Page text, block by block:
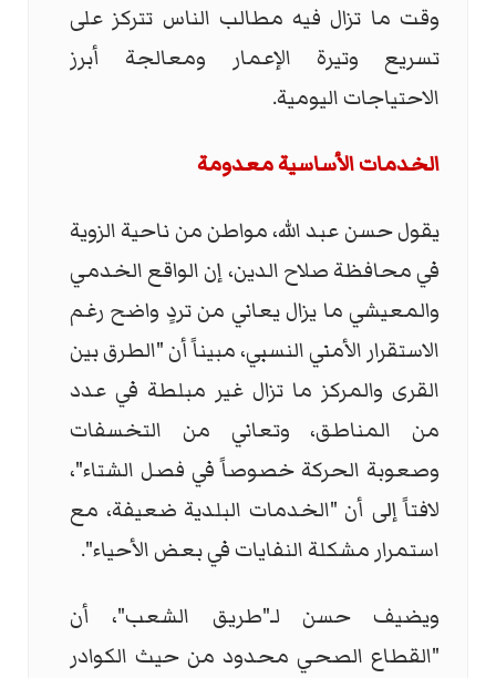
وقت ما تزال فيه مطالب الناس تتركز على
تسريع وتيرة الإعمار ومعالجة أبرز
الاحتياجات اليومية.
الخدمات الأساسية معدومة
يقول حسن عبد الله، مواطن من ناحية الزوية
في محافظة صلاح الدين، إن الواقع الخدمي
والمعيشي ما يزال يعاني من تردٍ واضح رغم
الاستقرار الأمني النسبي، مبيناً أن "الطرق بين
القرى والمركز ما تزال غير مبلطة في عدد
من المناطق، وتعاني من التخسفات
وصعوبة الحركة خصوصاً في فصل الشتاء"،
لافتاً إلى أن "الخدمات البلدية ضعيفة، مع
استمرار مشكلة النفايات في بعض الأحياء".
ويضيف حسن لـ"طريق الشعب"، أن
"القطاع الصحي محدود من حيث الكوادر